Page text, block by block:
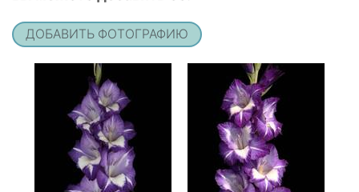
ДОБАВИТЬ ФОТОГРАФИЮ